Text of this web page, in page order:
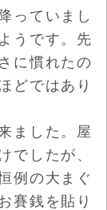
っていまし
うです。先
に慣れたの
どではあり
ました。屋
でしたが、
例の大まぐ
賽銭を貼り